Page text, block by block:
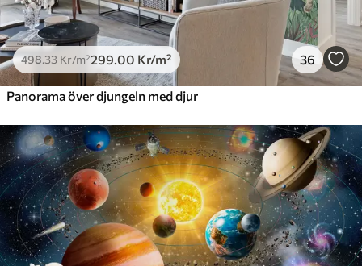
498.33Kr/m²299 .00 Kr/m² 36
Panorama över djungeln med djur